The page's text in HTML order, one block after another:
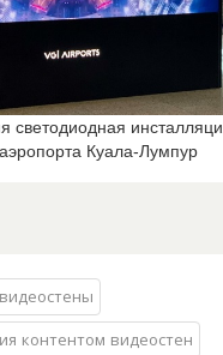
светодиодная
аэропорта Куала-Лумпур
контентом видеостен